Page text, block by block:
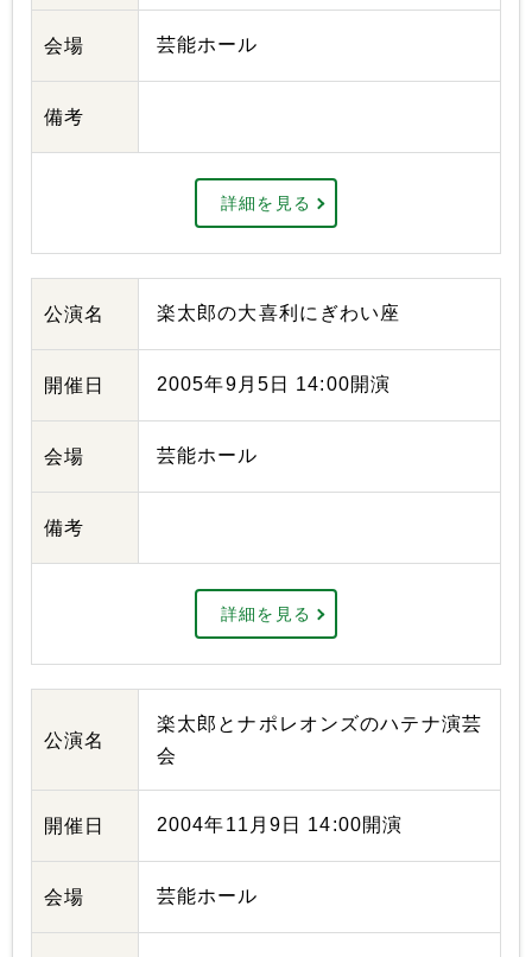
会場 芸能ホール
備考
詳細を見る
公演名 楽太郎の大喜利にぎわい座
開催日 2005年9月5日 14:00開演
会場 芸能ホール
備考
詳細を見る
公演名
楽太郎とナポレオンズのハテナ演芸
会
開催日 2004年11月9日 14:00開演
会場 芸能ホール